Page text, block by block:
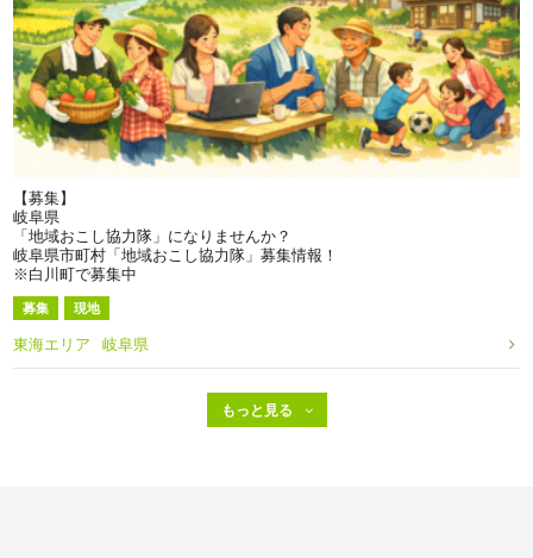
【募集】
岐阜県
「地域おこし協力隊」になりませんか？
岐阜県市町村「地域おこし協力隊」募集情報！
※白川町で募集中
募集 現地
東海エリア 岐阜県